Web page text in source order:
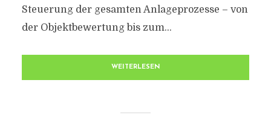
Steuerung der gesamten Anlageprozesse – von
der Objektbewertung bis zum...
WEITERLESEN